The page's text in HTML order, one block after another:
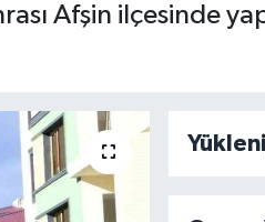
Afşin ilçesinde